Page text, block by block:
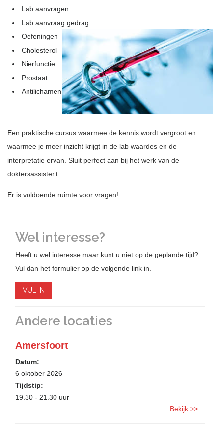
Lab aanvragen
Lab aanvraag gedrag
Oefeningen
Cholesterol
Nierfunctie
Prostaat
Antilichamen
Een praktische cursus waarmee de kennis wordt vergroot en
waarmee je meer inzicht krijgt in de lab waardes en de
interpretatie ervan. Sluit perfect aan bij het werk van de
doktersassistent.
Er is voldoende ruimte voor vragen!
Wel interesse?
Heeft u wel interesse maar kunt u niet op de geplande tijd?
Vul dan het formulier op de volgende link in.
VUL IN
Andere locaties
Amersfoort
Datum:
6 oktober 2026
Tijdstip:
19.30 - 21.30 uur
Bekijk >>